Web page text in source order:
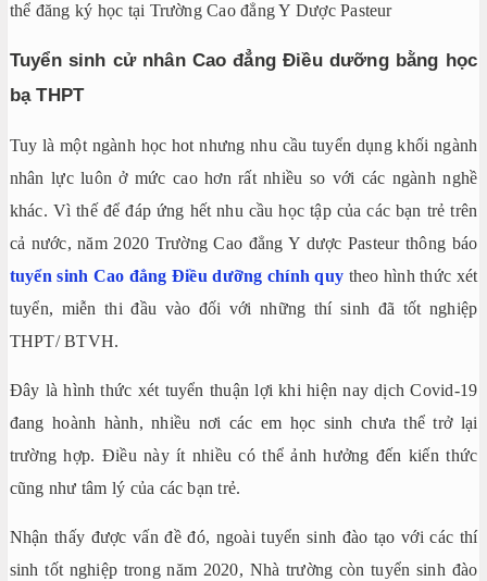
thể đăng ký học tại Trường Cao đẳng Y Dược Pasteur
Tuyển sinh cử nhân Cao đẳng Điều dưỡng bằng học
bạ THPT
Tuy là một ngành học hot nhưng nhu cầu tuyển dụng khối ngành
nhân lực luôn ở mức cao hơn rất nhiều so với các ngành nghề
khác. Vì thế để đáp ứng hết nhu cầu học tập của các bạn trẻ trên
cả nước, năm 2020 Trường Cao đẳng Y dược Pasteur thông báo
tuyển sinh Cao đẳng Điều dưỡng chính quy theo hình thức xét
tuyển, miễn thi đầu vào đối với những thí sinh đã tốt nghiệp
THPT/ BTVH.
Đây là hình thức xét tuyển thuận lợi khi hiện nay dịch Covid-19
đang hoành hành, nhiều nơi các em học sinh chưa thể trở lại
trường hợp. Điều này ít nhiều có thể ảnh hưởng đến kiến thức
cũng như tâm lý của các bạn trẻ.
Nhận thấy được vấn đề đó, ngoài tuyển sinh đào tạo với các thí
sinh tốt nghiệp trong năm 2020, Nhà trường còn tuyển sinh đào